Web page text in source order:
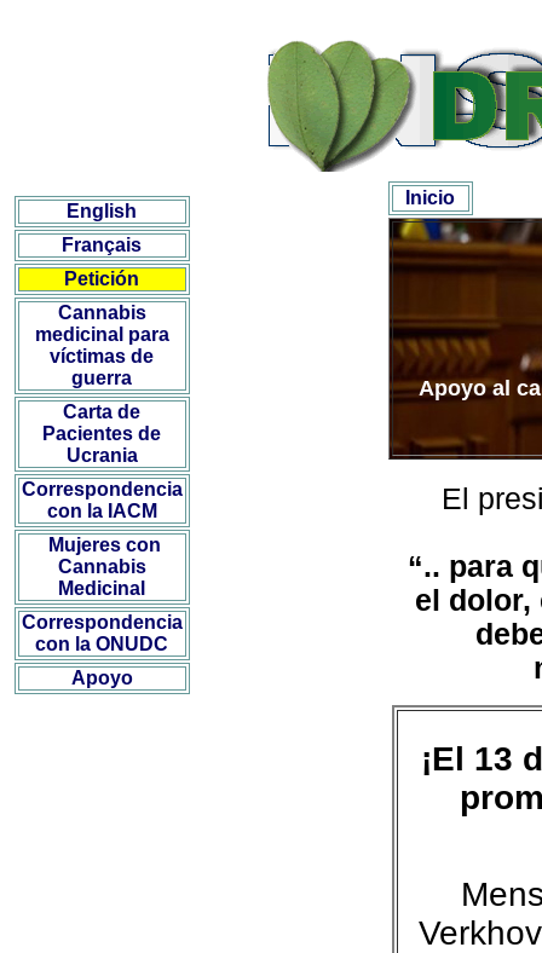
English
Français
Petición
Cannabis
medicinal para
víctimas de
guerra
Carta de
Pacientes de
Ucrania
Correspondencia
con la IACM
Mujeres con
Cannabis
Medicinal
Correspondencia
con la ONUDC
Apoyo
Inicio
Apoyo al
El
“.. para
el dolor,
¡El 13